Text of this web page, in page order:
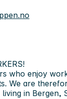
who enjoy
We are
in Bergen,